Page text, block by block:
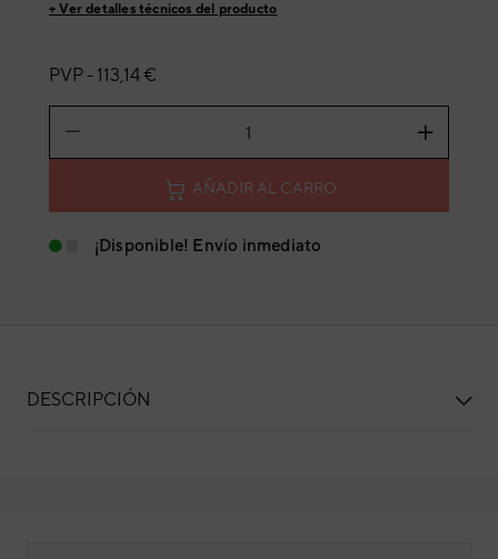
+ Ver detalles técnicos del producto
PVP - 113,14 €
AÑADIR AL CARRO
¡Disponible! Envío inmediato
DESCRIPCIÓN